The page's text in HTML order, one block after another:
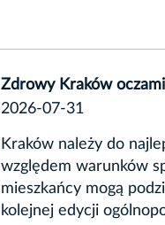
Zdrowy Kraków
2026-07-31
Kraków należy do
względem warunków
mieszkańcy mogą
kolejnej edycji